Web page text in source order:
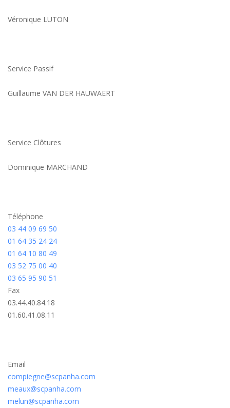
Véronique LUTON
Service Passif
Guillaume VAN DER HAUWAERT
Service Clôtures
Dominique MARCHAND
Téléphone
03 44 09 69 50
01 64 35 24 24
01 64 10 80 49
03 52 75 00 40
03 65 95 90 51
Fax
03.44.40.84.18
01.60.41.08.11
Email
compiegne@scpanha.com
meaux@scpanha.com
melun@scpanha.com